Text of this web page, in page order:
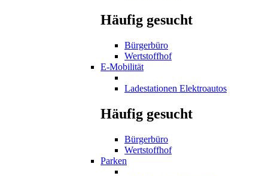
Häufig gesucht
Bürgerbüro
Wertstoffhof
E-Mobilität
Ladestationen Elektroautos
Häufig gesucht
Bürgerbüro
Wertstoffhof
Parken